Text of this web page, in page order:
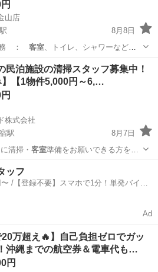
山店
8月8日
務 ： 客室、トイレ、シャワーなどの
清掃 フリーダイヤル
民泊施設の清掃スタッフ募集中！
】【1物件5,000円～6,…
株式会社
駅
8月7日
清掃・ 客室準備をお願いできる方を募
ッフ
/【登録不要】スマホで1分！単発バイト
Ad
20万超え🔥】自己負担ゼロでガッ
沖縄までの航空券＆電車代も…
円